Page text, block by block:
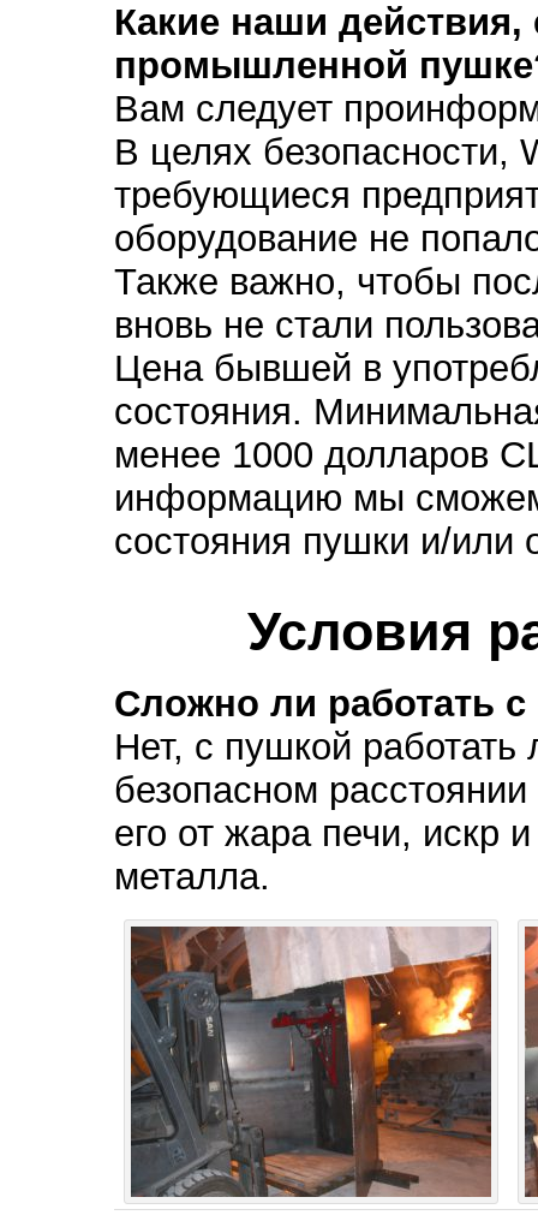
Какие наши
промышленной
Вам следует
В целях безопасности,
требующиеся
оборудование не
Также важно, чтобы
вновь не стали
Цена бывшей в
состояния.
менее 1000 долларов
информацию мы
состояния пушки и/или
Условия
Сложно ли работать
Нет, с пушкой работать
безопасном
его от жара печи, искр
металла.